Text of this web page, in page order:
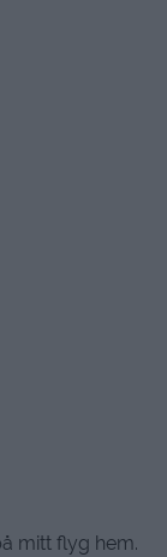
mitt flyg hem.